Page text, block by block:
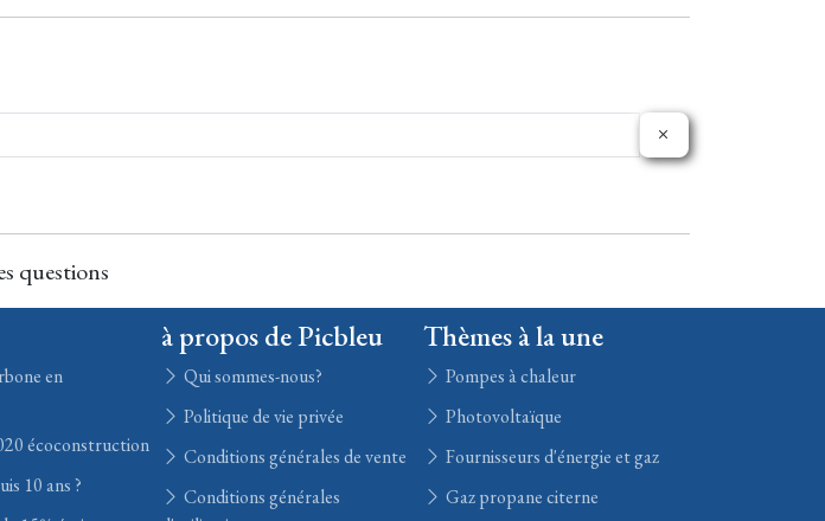
questions
en
écoconstruction
10 ans ?
à propos de Picbleu
Qui sommes-nous?
Politique de vie privée
Conditions générales de vente
Conditions générales
Thèmes à la une
Pompes à chaleur
Photovoltaïque
Fournisseurs d'énergie et gaz
Gaz propane citerne